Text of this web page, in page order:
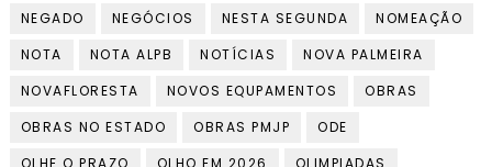
NEGADO
NEGÓCIOS NESTA SEGUNDA
NOMEAÇÃO
NOTA
NOTA ALPB NOTÍCIAS
NOVA PALMEIRA
NOVAFLORESTA
NOVOS EQUPAMENTOS
OBRAS
OBRAS NO ESTADO
OBRAS PMJP
ODE
OLHE O PRAZO
OLHO EM 2026
OLIMPIADAS